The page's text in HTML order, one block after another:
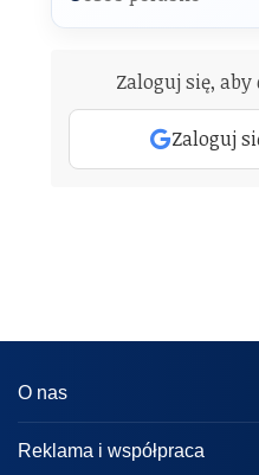
Zaloguj się,
Zaloguj
O nas
Informacje o portalu
Reklama i współpraca